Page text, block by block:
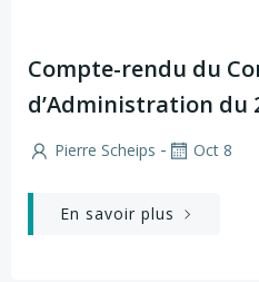
Compte-rendu du
d’Administration du
Pierre Scheips - Oct 8
En savoir plus